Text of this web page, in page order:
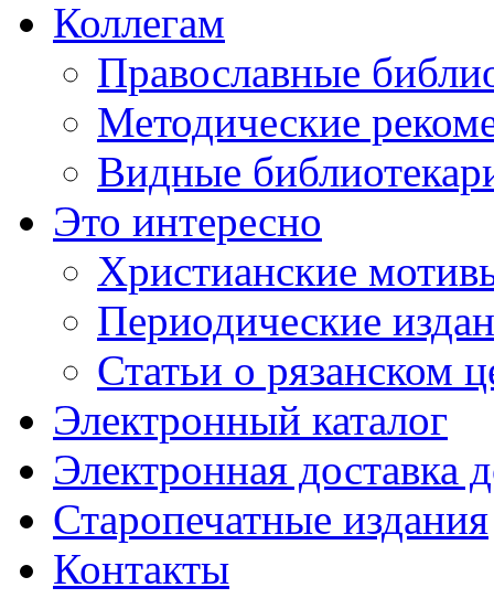
Коллегам
Православные
Методические
Видные
Это интересно
Христианские
Периодические
Статьи о рязанском
Электронный каталог
Электронная доставка
Старопечатные издания
Контакты